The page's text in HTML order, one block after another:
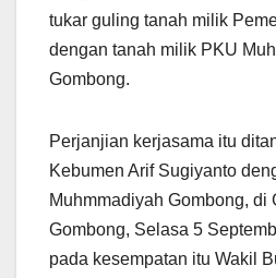
tukar guling tanah milik
dengan tanah milik PKU
Gombong.
Perjanjian kerjasama itu
Kebumen Arif Sugiyanto
Muhmmadiyah Gombong, di
Gombong, Selasa 5
pada kesempatan itu Wakil